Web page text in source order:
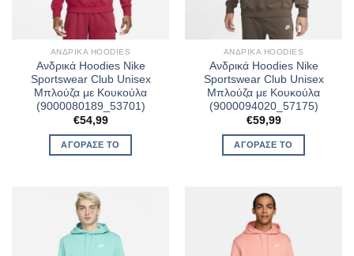
ΑΝΔΡΙΚΆ HOODIES
Ανδρικά Hoodies Nike
Sportswear Club Unisex
Μπλούζα με Κουκούλα
(9000080189_53701)
€54,99
ΑΓΌΡΑΣΈ ΤΟ
ΑΝΔΡΙΚΆ HOODIES
Ανδρικά Hoodies Nike
Sportswear Club Unisex
Μπλούζα με Κουκούλα
(9000094020_57175)
€59,99
ΑΓΌΡΑΣΈ ΤΟ